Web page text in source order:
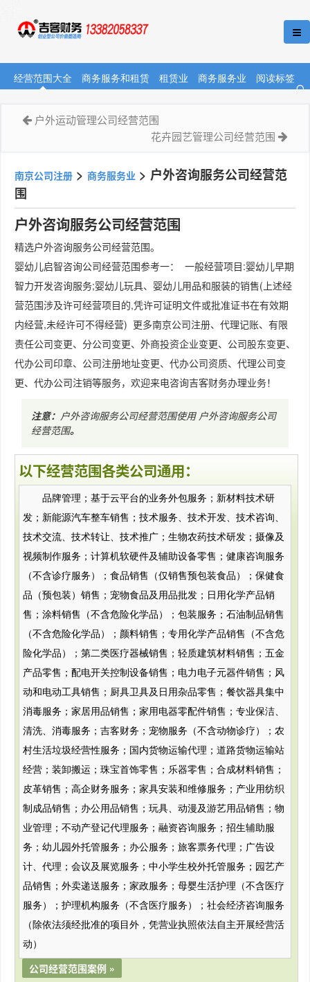
经营范围大全 商务服务和租赁 租赁业 商务服务业 阅读标签
户外运动管理公司经营范围
花卉园艺管理公司经营范围
南京公司注册 > 商务服务业 > 户外咨询服务公司经营范
围
户外咨询服务公司经营范围
精选户外咨询服务公司经营范围。
婴幼儿启智咨询公司经营范围参考一： 一般经营项目:婴幼儿早期
智力开发咨询服务;婴幼儿玩具、婴幼儿用品和服装的销售(上述经
营范围涉及许可经营项目的,凭许可证明文件或批准证书在有效期
内经营,未经许可不得经营) 更多南京公司注册、代理记账、有限
责任公司变更、分公司变更、外商投资企业变更、公司股东变更、
代办公司印章、公司注册地址变更、代办公司资质、代理公司变
更、代办公司注销等服务，欢迎来电咨询吉客财务办理业务！
注意： 户外咨询服务公司经营范围使用 户外咨询服务公司
经营范围。
以下经营范围各类公司通用：
品牌管理；基于云平台的业务外包服务；新材料技术研
发；新能源汽车整车销售；技术服务、技术开发、技术咨询、
技术交流、技术转让、技术推广；生物农药技术研发；摄像及
视频制作服务；计算机软硬件及辅助设备零售；健康咨询服务
（不含诊疗服务）；食品销售（仅销售预包装食品）；保健食
品（预包装）销售；宠物食品及用品批发；日用化学产品销
售；涂料销售（不含危险化学品）；包装服务；石油制品销售
（不含危险化学品）；颜料销售；专用化学产品销售（不含危
险化学品）；第二类医疗器械销售；轻质建筑材料销售；五金
产品零售；配电开关控制设备销售；电力电子元器件销售；风
动和电动工具销售；厨具卫具及日用杂品零售；餐饮器具集中
消毒服务；家居用品销售；家用电器零配件销售；专业保洁、
清洗、消毒服务；吉客财务；宠物服务（不含动物诊疗）；农
村生活垃圾经营性服务；国内货物运输代理；道路货物运输站
经营；装卸搬运；珠宝首饰零售；乐器零售；合成材料销售；
皮革销售；高企财务服务；家具安装和维修服务；产业用纺织
制成品销售；办公用品销售；玩具、动漫及游艺用品销售；物
业管理；不动产登记代理服务；融资咨询服务；招生辅助服
务；幼儿园外托管服务；办公服务；旅客票务代理；广告设
计、代理；会议及展览服务；中小学生校外托管服务；园艺产
品销售；外卖递送服务；家政服务；母婴生活护理（不含医疗
服务）；护理机构服务（不含医疗服务）；社会经济咨询服务
（除依法须经批准的项目外，凭营业执照依法自主开展经营活
动）
公司经营范围案例 »